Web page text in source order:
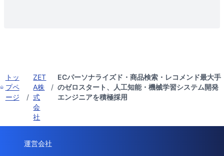
トッ
プペ
ージ
/
ZET
A株
式
会
社
/
ECパーソナライズド・商品検索・レコメンド最大手
のゼロスタート、人工知能・機械学習システム開発
エンジニアを積極採用
運営会社